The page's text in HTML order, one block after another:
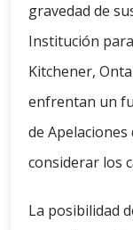
gravedad de
Institución
Kitchener,
enfrentan un
de
considerar los
La posibilidad